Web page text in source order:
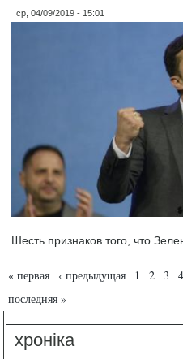
ср, 04/09/2019 - 15:01
Шесть признаков того, что
Страницы
« первая ‹ предыдущая 1 2 3 4
последняя »
хроніка